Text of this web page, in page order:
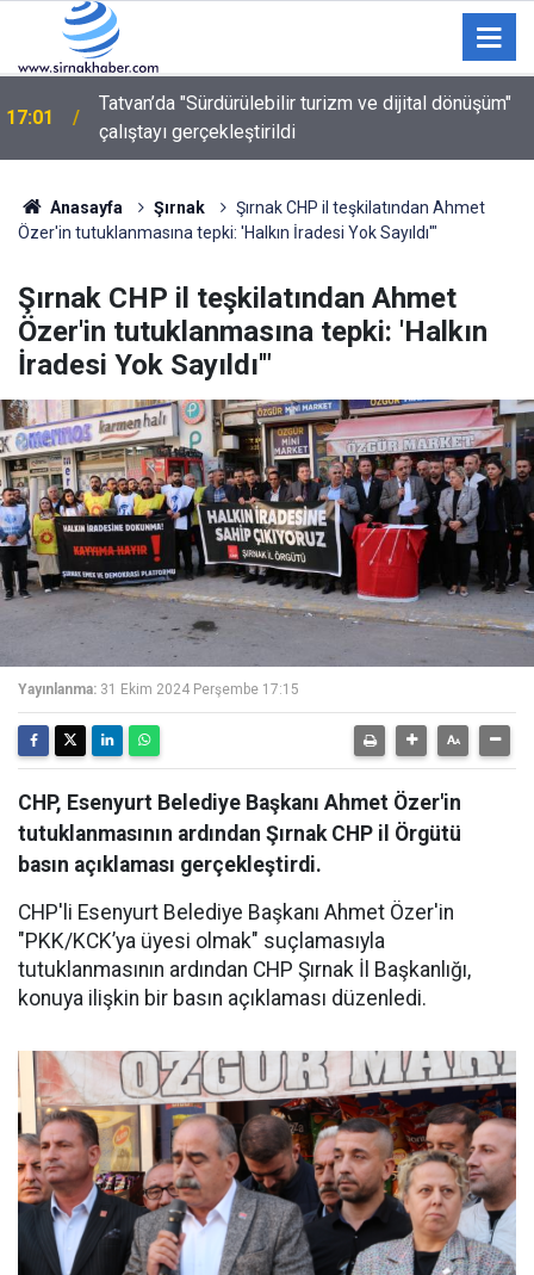
17:00
Cudi Dağı Sefinede 40 Yıl Sonra İlk Defa Hutbe ve
Cuma Namazı
Anasayfa Şırnak
Şırnak CHP il teşkilatından Ahmet
Özer'in tutuklanmasına tepki: 'Halkın İradesi Yok Sayıldı'"
Şırnak CHP il teşkilatından Ahmet
Özer'in tutuklanmasına tepki: 'Halkın
İradesi Yok Sayıldı'"
Yayınlanma: 31 Ekim 2024 Perşembe 17:15
CHP, Esenyurt Belediye Başkanı Ahmet Özer'in
tutuklanmasının ardından Şırnak CHP il Örgütü
basın açıklaması gerçekleştirdi.
CHP'li Esenyurt Belediye Başkanı Ahmet Özer'in
"PKK/KCK’ya üyesi olmak" suçlamasıyla
tutuklanmasının ardından CHP Şırnak İl Başkanlığı,
konuya ilişkin bir basın açıklaması düzenledi.